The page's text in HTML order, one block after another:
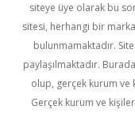
siteye üye olarak bu
sitesi, herhangi bir
bulunmamaktadır.
paylaşılmaktadır.
olup, gerçek kurum ve
Gerçek kurum ve